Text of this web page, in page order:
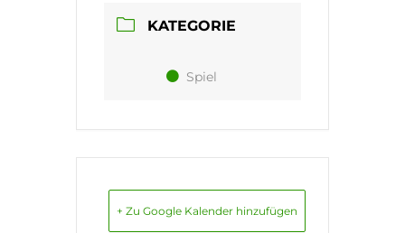
KATEGORIE
Spiel
+ Zu Google Kalender hinzufügen